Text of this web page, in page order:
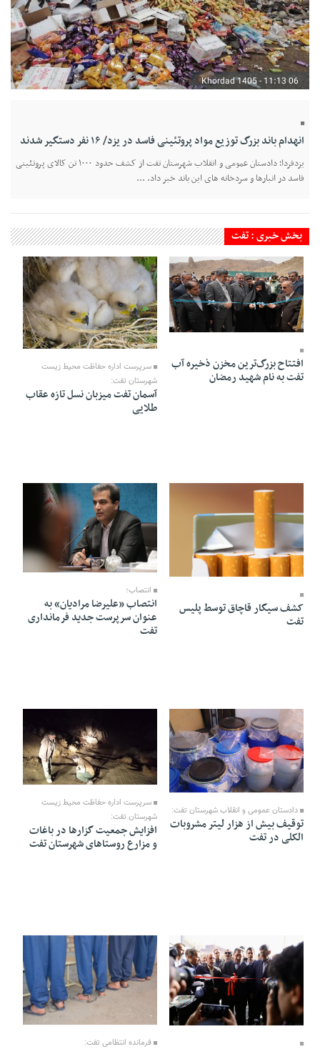
06 Khordad 1405 - 11:13
انهدام باند بزرگ توزیع مواد پروتئینی فاسد در یزد/ ۱۶ نفر دستگیر شدند
یزدفردا؛ دادستان عمومی و انقلاب شهرستان تفت از کشف حدود ۱۰۰۰ تن کالای پروتئینی
فاسد در انبارها و سردخانه‌ های این باند خبر داد. ...
بخش خبری : تفت
19 Ordibehesht 1405 - 21:30
افتتاح بزرگ‌ترین مخزن ذخیره آب
تفت به نام شهید رمضان
16 Ordibehesht 1405 - 21:56
سرپرست اداره حفاظت محیط زیست
شهرستان تفت:
آسمان تفت میزبان نسل تازه عقاب
طلایی
08 Ordibehesht 1405 - 13:08
کشف سیگار قاچاق توسط پلیس
تفت
26 Farvardin 1405 - 17:31
انتصاب؛
انتصاب «علیرضا مرادیان» به
عنوان سرپرست جدید فرمانداری
تفت
26 Bahman 1404 - 14:45
دادستان عمومی و انقلاب شهرستان تفت:
توقیف بیش از هزار لیتر مشروبات
الکلی در تفت
19 Bahman 1404 - 11:04
سرپرست اداره حفاظت محیط زیست
شهرستان تفت:
افزایش جمعیت گزار‌ها در باغات
و مزارع روستا‌های شهرستان تفت
15 Bahman 1404 - 18:48
فرمانده انتظامی تفت: